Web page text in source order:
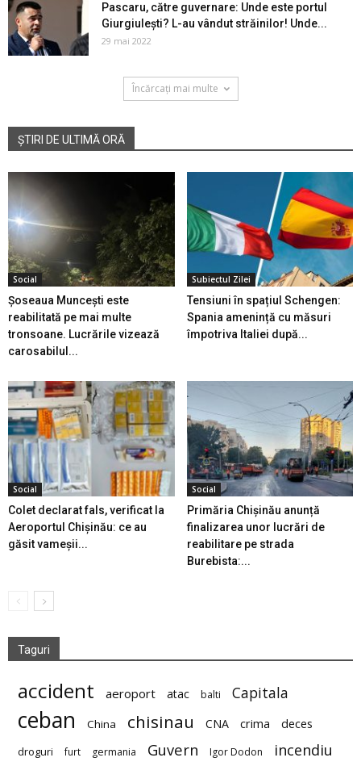
Pascaru, către guvernare: Unde este portul
Giurgiulești? L-au vândut străinilor! Unde...
29 mai 2022
Încărcați mai multe
ȘTIRI DE ULTIMĂ ORĂ
Social
Șoseaua Muncești este
reabilitată pe mai multe
tronsoane. Lucrările vizează
carosabilul...
Subiectul Zilei
Tensiuni în spațiul Schengen:
Spania amenință cu măsuri
împotriva Italiei după...
Social
Colet declarat fals, verificat la
Aeroportul Chișinău: ce au
găsit vameșii...
Social
Primăria Chișinău anunță
finalizarea unor lucrări de
reabilitare pe strada
Burebista:...
Taguri
accident aeroport atac balti Capitala
ceban China chisinau CNA crima deces
droguri furt germania Guvern Igor Dodon incendiu